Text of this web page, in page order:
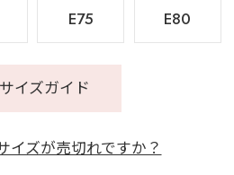
E75 E80
サイズガイド
イズが売切れですか？